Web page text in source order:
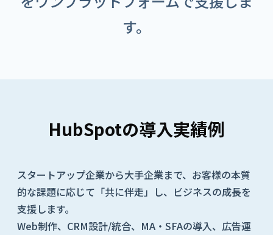
す。
HubSpotの導入実績例
スタートアップ企業から大手企業まで、お客様の本質
的な課題に応じて「共に伴走」し、ビジネスの成長を
支援します。
Web制作、CRM設計/統合、MA・SFAの導入、広告運